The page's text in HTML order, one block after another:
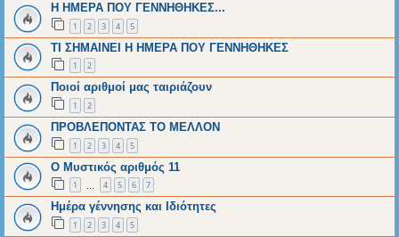
Η ΗΜΕΡΑ ΠΟΥ ΓΕΝΝΗΘΗΚΕΣ...
1 2 3 4 5
ΤΙ ΣΗΜΑΙΝΕΙ Η ΗΜΕΡΑ ΠΟΥ ΓΕΝΝΗΘΗΚΕΣ
1 2
Ποιοί αριθμοί μας ταιριάζουν
1 2
ΠΡΟΒΛΕΠΟΝΤΑΣ ΤΟ ΜΕΛΛΟΝ
1 2 3 4 5
Ο Μυστικός αριθμός 11
1 4 5 6 7
Ημέρα γέννησης και Ιδιότητες
1 2 3 4 5